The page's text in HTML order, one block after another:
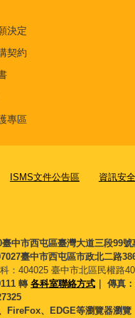
決定
契約
專區
ISMS文件公告區 資訊安
中市西屯區臺灣大道三段99號
臺中市西屯區市政北二路
： 404025 臺中市北區民權路
轉 各科室聯絡方式 ｜ 傳真
FireFox、EDGE等瀏覽器瀏覽